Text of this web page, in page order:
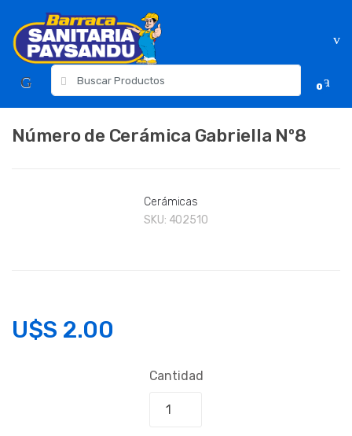
navigation
content
para:
0
Número de Cerámica Gabriella Nº8
Cerámicas
SKU: 402510
U$S 2.00
Cantidad